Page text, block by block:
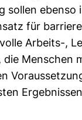
sollen ebenso
für
Arbeits-,
die Menschen